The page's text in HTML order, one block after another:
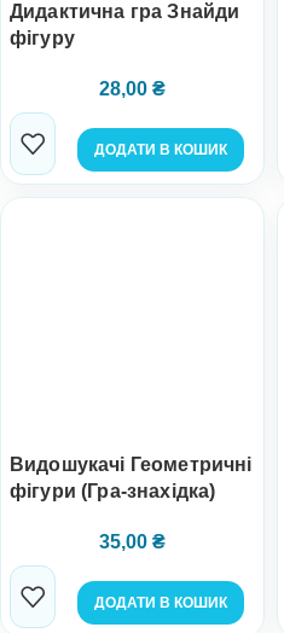
Дидактична гра Знайди
фігуру
28,00 ₴
ДОДАТИ В КОШИК
Видошукачі Геометричні
фігури (Гра-знахідка)
35,00 ₴
ДОДАТИ В КОШИК